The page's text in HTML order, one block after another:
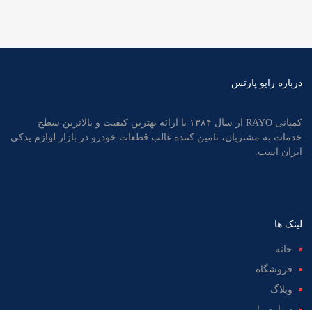
درباره رایو پارتس
کمپانی RAYO از سال ۱۳۸۴ با ارائه بهترین کیفیت و بالاترین سطح
خدمات به مشتریان، تامین کننده غالب قطعات خودرو در بازار لوازم یدکی
ایران است.
لینک ها
خانه
فروشگاه
وبلاگ